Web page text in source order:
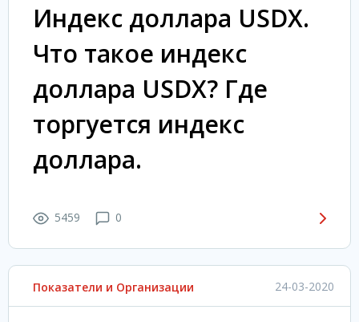
Индекс доллара USDX.
Что такое индекс
доллара USDX? Где
торгуется индекс
доллара.
5459 0
Показатели и Организации 24-03-2020